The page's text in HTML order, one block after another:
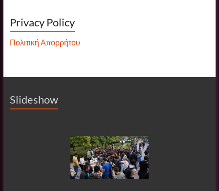
Privacy Policy
Πολιτική Απορρήτου
Slideshow